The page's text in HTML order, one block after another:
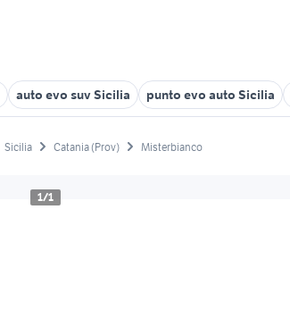
auto evo suv Sicilia punto evo auto Sicilia
Sicilia Catania (Prov) Misterbianco
1/1